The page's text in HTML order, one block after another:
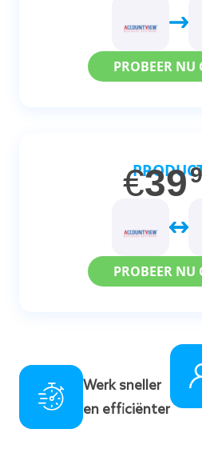
PROBEER NU
€39
PROBEER NU
Werk sneller
en efficiënter